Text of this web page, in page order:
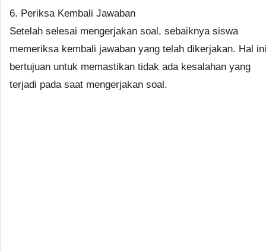
6. Periksa Kembali Jawaban
Setelah selesai mengerjakan soal, sebaiknya siswa
memeriksa kembali jawaban yang telah dikerjakan. Hal ini
bertujuan untuk memastikan tidak ada kesalahan yang
terjadi pada saat mengerjakan soal.